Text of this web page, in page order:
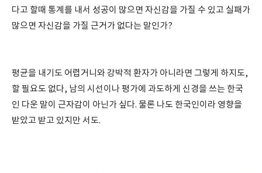
다고 할때 통계를 내서 성공이 많으면 자신감을 가질 수 있고 실패가
많으면 자신감을 가질 근거가 없다는 말인가?
평균을 내기도 어렵거니와 강박적 환자가 아니라면 그렇게 하지도,
할 필요도 없다, 남의 시선이나 평가에 과도하게 신경을 쓰는 한국
인 다운 말이 근자감이 아닌가 싶다. 물론 나도 한국인이라 영향을
받았고 받고 있지만 서도.